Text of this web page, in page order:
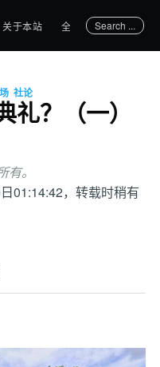
关于本站 全部文章Search ...
社论
？（一）
。
01:14:42，转载时稍有